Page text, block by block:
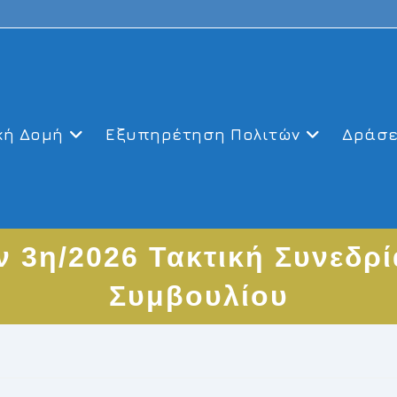
Δομή Εξυπηρέτηση Πολιτών
2026 Τακτική
Συμβουλίου